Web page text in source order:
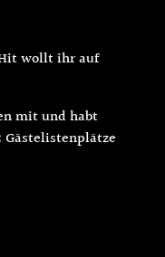
wollt ihr auf
mit und habt
Gästelistenplätze